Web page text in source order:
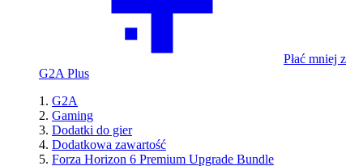
Płać mniej z
G2A Plus
G2A
Gaming
Dodatki do gier
Dodatkowa zawartość
Forza Horizon 6 Premium Upgrade Bundle